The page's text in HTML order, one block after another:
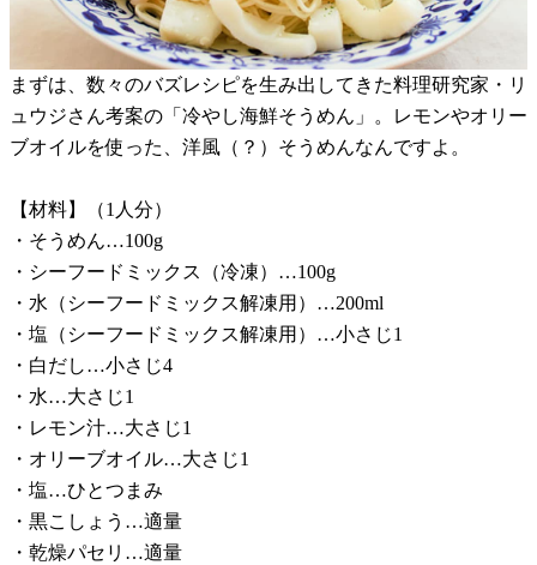
まずは、数々のバズレシピを生み出してきた料理研究家・リ
ュウジさん考案の「冷やし海鮮そうめん」。レモンやオリー
ブオイルを使った、洋風（？）そうめんなんですよ。
【材料】（1人分）
・そうめん…100g
・シーフードミックス（冷凍）…100g
・水（シーフードミックス解凍用）…200ml
・塩（シーフードミックス解凍用）…小さじ1
・白だし…小さじ4
・水…大さじ1
・レモン汁…大さじ1
・オリーブオイル…大さじ1
・塩…ひとつまみ
・黒こしょう…適量
・乾燥パセリ…適量